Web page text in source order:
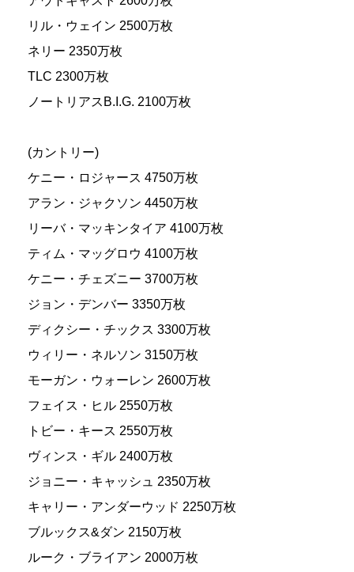
リル・ウェイン 2500万枚
ネリー 2350万枚
TLC 2300万枚
ノートリアスB.I.G. 2100万枚
(カントリー)
ケニー・ロジャース 4750万枚
アラン・ジャクソン 4450万枚
リーバ・マッキンタイア 4100万枚
ティム・マッグロウ 4100万枚
ケニー・チェズニー 3700万枚
ジョン・デンバー 3350万枚
ディクシー・チックス 3300万枚
ウィリー・ネルソン 3150万枚
モーガン・ウォーレン 2600万枚
フェイス・ヒル 2550万枚
トビー・キース 2550万枚
ヴィンス・ギル 2400万枚
ジョニー・キャッシュ 2350万枚
キャリー・アンダーウッド 2250万枚
ブルックス&ダン 2150万枚
ルーク・ブライアン 2000万枚